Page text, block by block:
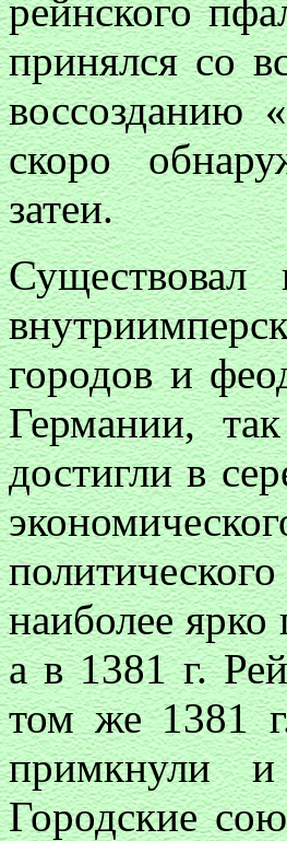
рейнского
принялся со
воссозданию
скоро
затеи.
городов и
Германии,
достигли в
наиболее ярко
а в 1381 г.
том же 1381
примкнули
Городские